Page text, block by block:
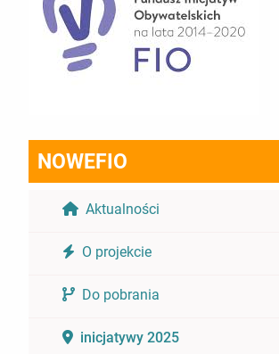
NOWEFIO
Aktualności
O projekcie
Do pobrania
inicjatywy 2025